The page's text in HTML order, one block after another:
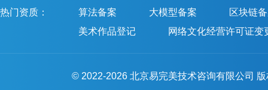
热门资质： 算法备案 大模型备案
区块链
美术作品登记
网络文化经营许可证变
© 2022-2026 北京易完美技术咨询有限公司 版